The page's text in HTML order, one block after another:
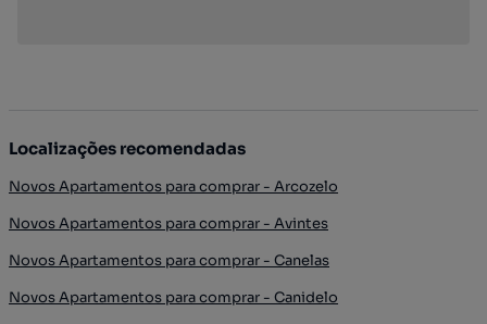
Localizações recomendadas
Novos Apartamentos para comprar - Arcozelo
Novos Apartamentos para comprar - Avintes
Novos Apartamentos para comprar - Canelas
Novos Apartamentos para comprar - Canidelo